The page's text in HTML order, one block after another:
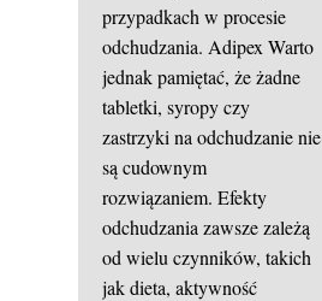
przypadkach w procesie
odchudzania. Adipex Warto
jednak pamiętać, że żadne
tabletki, syropy czy
zastrzyki na odchudzanie nie
są cudownym
rozwiązaniem. Efekty
odchudzania zawsze zależą
od wielu czynników, takich
jak dieta, aktywność